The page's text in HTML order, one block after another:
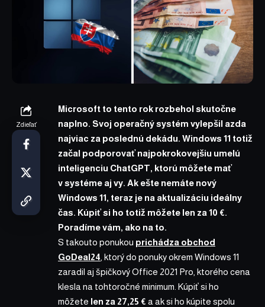
Zdieľať
Microsoft to tento rok rozbehol skutočne
naplno. Svoj operačný systém vylepšil azda
najviac za poslednú dekádu. Windows 11 totiž
začal podporovať najpokrokovejšiu umelú
inteligenciu ChatGPT, ktorú môžete mať
v systéme aj vy. Ak ešte nemáte nový
Windows 11, teraz je na aktualizáciu ideálny
čas. Kúpiť si ho totiž môžete len za 10 €.
Poradíme vám, ako na to.
S takouto ponukou prichádza obchod
GoDeal24 , ktorý do ponuky okrem Windows 11
zaradil aj špičkový Office 2021 Pro, ktorého cena
klesla na tohtoročné minimum. Kúpiť si ho
môžete len za 27,25 € a ak si ho kúpite spolu